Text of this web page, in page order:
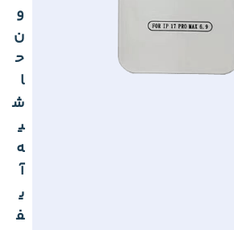
و
ن
ح
ا
ش
ی
ه
آ
ی
ف